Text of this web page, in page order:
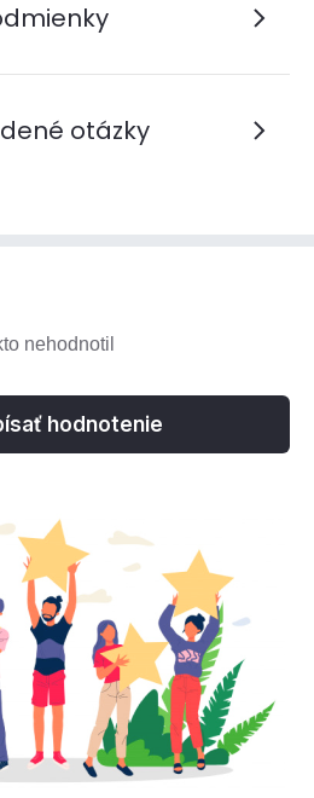
otázky
nehodnotil
hodnotenie